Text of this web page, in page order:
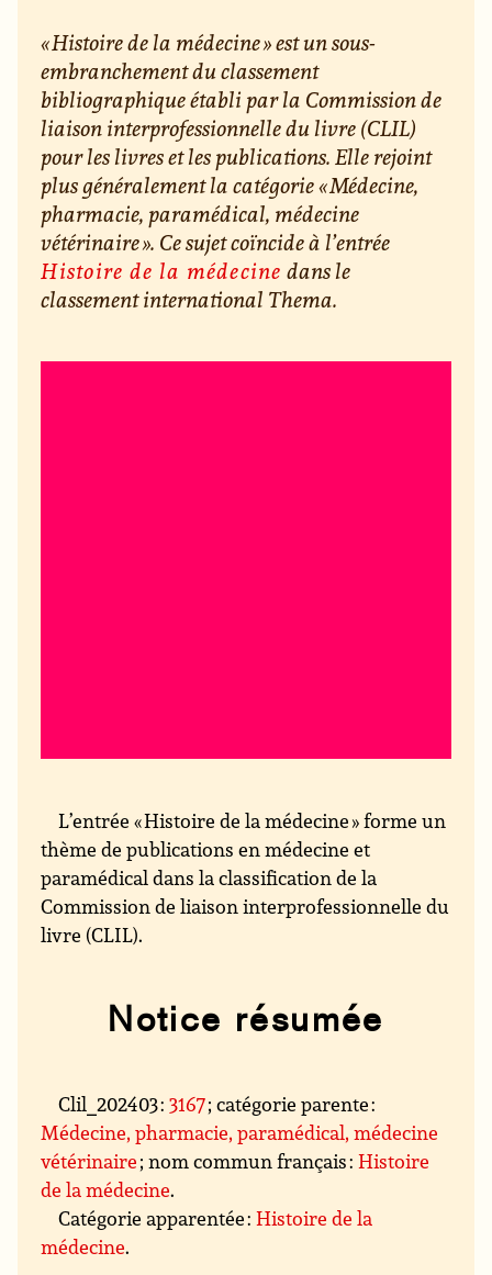
« Histoire de la médecine » est un sous-
embranchement du classement
bibliographique établi par la Commission de
liaison interprofessionnelle du livre (CLIL)
pour les livres et les publications. Elle rejoint
plus généralement la catégorie « Médecine,
pharmacie, paramédical, médecine
vétérinaire ». Ce sujet coïncide à l’entrée
Histoire de la médecine dans le
classement international Thema.
L’entrée « Histoire de la médecine » forme un
thème de publications en médecine et
paramédical dans la classification de la
Commission de liaison interprofessionnelle du
livre (CLIL).
Notice résumée
Clil_202403 :3167; catégorie parente :
Médecine, pharmacie, paramédical, médecine
vétérinaire; nom commun français :Histoire
de la médecine.
Catégorie apparentée :Histoire de la
médecine.